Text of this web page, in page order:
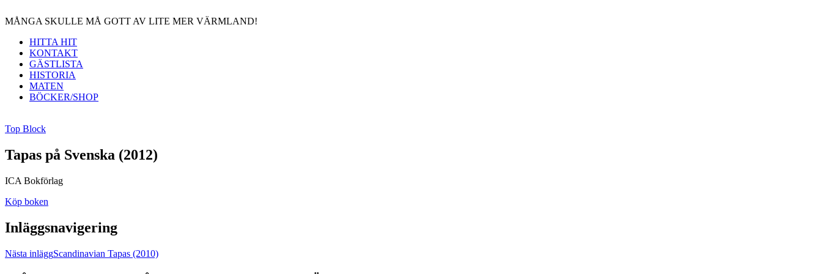
MÅNGA SKULLE MÅ GOTT AV LITE MER VÄRMLAND!
HITTA HIT
KONTAKT
GÄSTLISTA
HISTORIA
MATEN
BÖCKER/SHOP
Top Block
Tapas på Svenska (2012)
ICA Bokförlag
Köp boken
Inläggsnavigering
Nästa inläggScandinavian Tapas (2010)